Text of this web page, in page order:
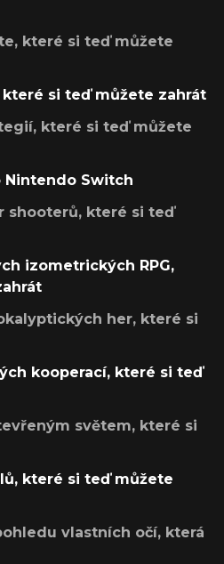
které si teď můžete
které si teď můžete zahrát
které si teď můžete
Nintendo Switch
shooterů, které si teď
izometrických RPG,
her, které si
kooperací, které si teď
světem, které si
které si teď můžete
vlastních očí, která